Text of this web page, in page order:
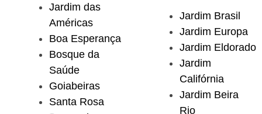
Jardim das
Américas
Boa Esperança
Bosque da
Saúde
Goiabeiras
Santa Rosa
Jardim Brasil
Jardim Europa
Jardim Eldorado
Jardim
Califórnia
Jardim Beira
Rio